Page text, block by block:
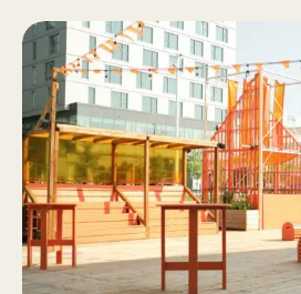
Station Momo